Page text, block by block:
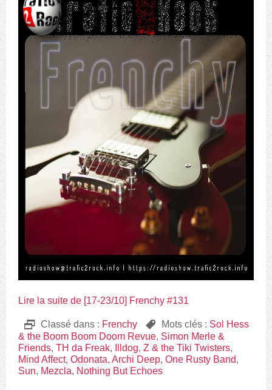
Lire la suite de [17-23/10] Frenchy #131
D Classé dans : Frenchy , Mots clés : Sol Hess
& the Boom Boom Doom Revue, Simon Merle &
Friends, TH da Freak, Illdog, Z & the Tiki Twisters,
Mind Affect, Odonata, Archi Deep, One Rusty Band,
Sun, Mezcla, Nothing But Echoes